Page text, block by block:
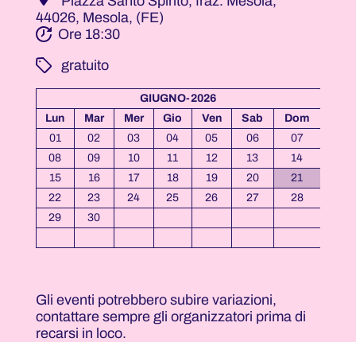
44026, Mesola, (FE)
Ore 18:30
­ gratuito
GIUGNO-2026
Lun
Mar Mer Gio Ven Sab
Dom
01
02 03 04 05 06
07
08
09 10 11 12 13
14
15
16 17 18 19 20
21
22
23 24 25 26 27
28
29
30
Gli eventi potrebbero subire variazioni,
contattare sempre gli organizzatori prima di
recarsi in loco.